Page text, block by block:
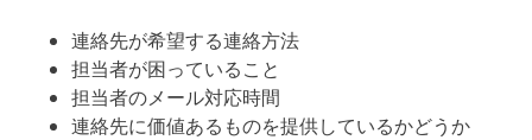
連絡先が希望する連絡方法
担当者が困っていること
担当者のメール対応時間
連絡先に価値あるものを提供しているかどうか